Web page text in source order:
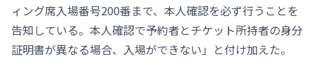
ィング席入場番号200番まで、本人確認を必ず行うことを
告知している。本人確認で予約者とチケット所持者の身分
証明書が異なる場合、入場ができない」と付け加えた。